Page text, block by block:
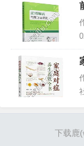
下载鹿